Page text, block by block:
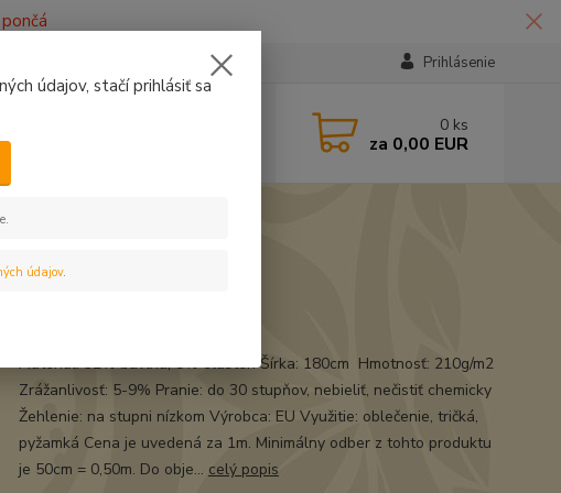
Prihlásenie
0 ks
za 0,00 EUR
Materiál: 92% bavlna, 8% elasten Šírka: 180cm Hmotnosť: 210g/m2
Zrážanlivosť: 5-9% Pranie: do 30 stupňov, nebieliť, nečistiť chemicky
Žehlenie: na stupni nízkom Výrobca: EU Využitie: oblečenie, tričká,
pyžamká Cena je uvedená za 1m. Minimálny odber z tohto produktu
je 50cm = 0,50m. Do obje... celý popis
údajov, stačí prihlásiť sa
údajov.